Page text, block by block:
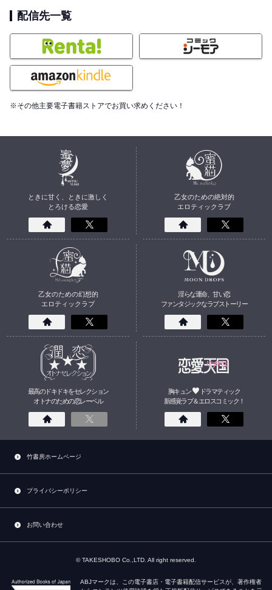
配信先一覧
※その他主要電子書籍ストアでお買い求めください！
ときに甘く、ときに激しく
とろける恋愛
乙女のための絶対的
エロティックラブ
乙女のための幻想的
エロティックラブ
淫らな運命、甘い恋
ファンタジックなラブストーリー
最高のドキドキをセレクション
オトナのための恋レーベル
胸キュン
ドラマティック
新感覚ラブ＆エロスコミック！
竹書房ホームページ
プライバシーポリシー
お問い合わせ
© TAKESHOBO Co.,LTD. All right reserved.
ABJマークは、この電子書店・電子書籍配信サービスが、著作権者